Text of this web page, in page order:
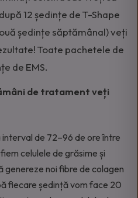
12 ședințe de T-Shape
ședințe săptămânal) veți
Toate pachetele de
de EMS.
de tratament veți
interval de 72–96 de ore între
celulele de grăsime și
genereze noi fibre de colagen
fiecare ședință vom face 20